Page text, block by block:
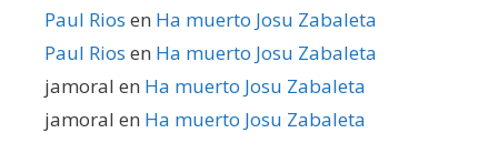
Paul Rios en Ha muerto Josu Zabaleta
Paul Rios en Ha muerto Josu Zabaleta
jamoral en Ha muerto Josu Zabaleta
jamoral en Ha muerto Josu Zabaleta